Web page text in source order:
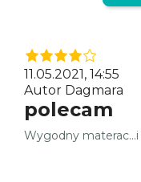
11.05.2021, 14:55
Autor Dagmara
polecam
Wygodny